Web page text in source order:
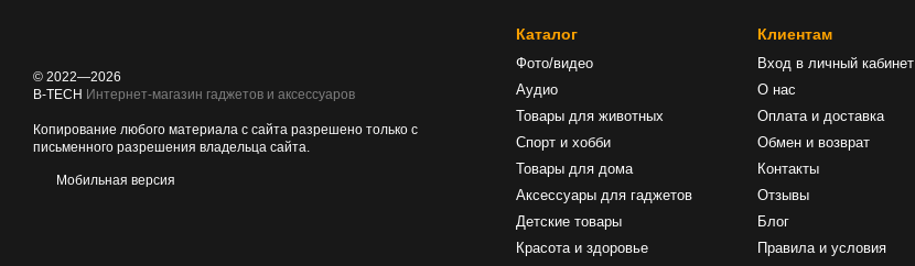
© 2022—2026
B-TECH Интернет-магазин гаджетов и аксессуаров
Копирование любого материала с сайта разрешено только с
письменного разрешения владельца сайта.
Мобильная версия
Каталог
Фото/видео
Аудио
Товары для животных
Спорт и хобби
Товары для дома
Аксессуары для гаджетов
Детские товары
Красота и здоровье
Клиентам
Вход в личный кабинет
О нас
Оплата и доставка
Обмен и возврат
Контакты
Отзывы
Блог
Правила и условия